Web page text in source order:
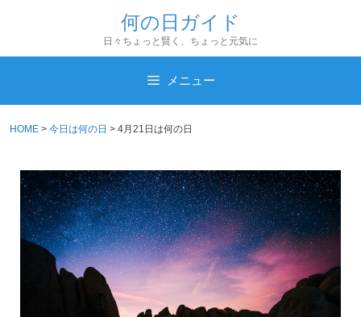
テ
何の日ガイド
日々ちょっと賢く、ちょっと元気に
メニュー
HOME > 今日は何の日 > 4月21日は何の日